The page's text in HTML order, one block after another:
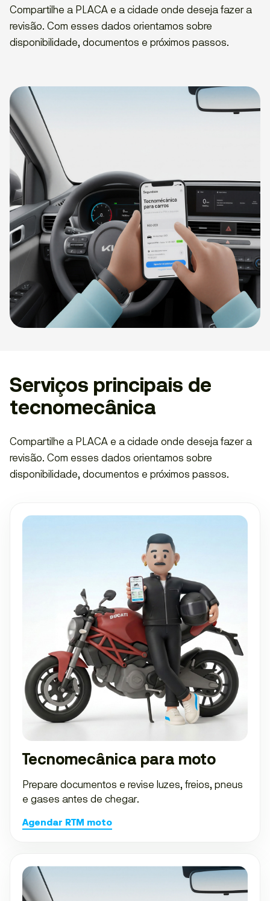
Compartilhe a PLACA e a cidade onde deseja fazer a
revisão. Com esses dados orientamos sobre
disponibilidade, documentos e próximos passos.
Serviços principais de
tecnomecânica
Compartilhe a PLACA e a cidade onde deseja fazer a
revisão. Com esses dados orientamos sobre
disponibilidade, documentos e próximos passos.
Tecnomecânica para moto
Prepare documentos e revise luzes, freios, pneus
e gases antes de chegar.
Agendar RTM moto